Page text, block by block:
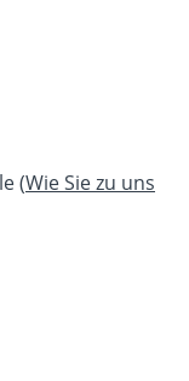
(Wie Sie zu uns